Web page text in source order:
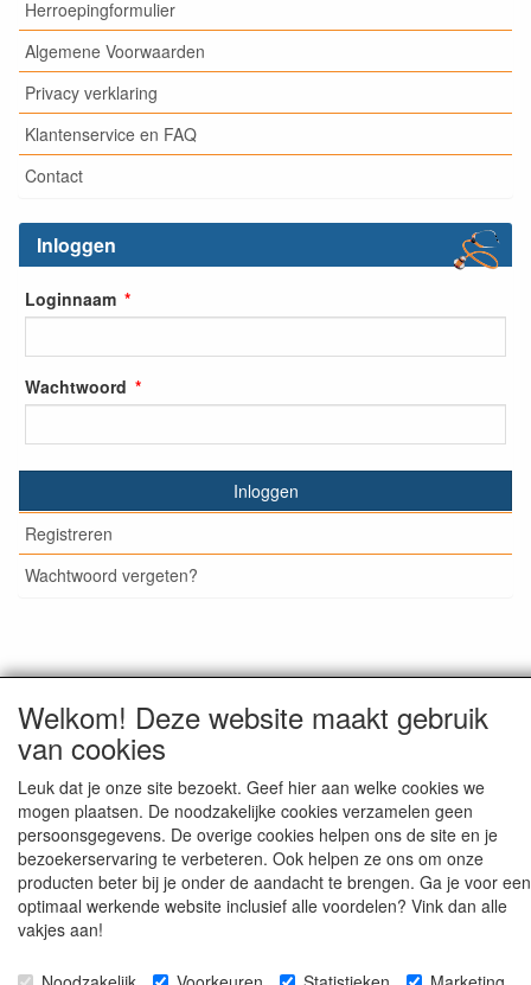
Herroepingformulier
Algemene Voorwaarden
Privacy verklaring
Klantenservice en FAQ
Contact
Inloggen
Loginnaam
Wachtwoord
Inloggen
Registreren
Wachtwoord vergeten?
© Medisan Trading | Alblasserdam. Alle genoemde prijzen
zijn inclusief BTW en exclusiefverzendkosten, tenzij anders
staat aangegeven.
Welkom! Deze website maakt gebruik
van cookies
Leuk dat je onze site bezoekt. Geef hier aan welke cookies we
mogen plaatsen. De noodzakelijke cookies verzamelen geen
persoonsgegevens. De overige cookies helpen ons de site en je
bezoekerservaring te verbeteren. Ook helpen ze ons om onze
producten beter bij je onder de aandacht te brengen. Ga je voor een
optimaal werkende website inclusief alle voordelen? Vink dan alle
vakjes aan!